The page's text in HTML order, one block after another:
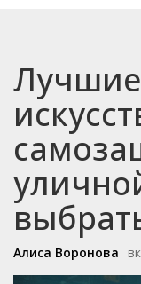
Алиса Воронова